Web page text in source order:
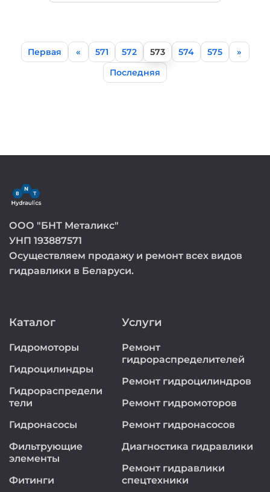
Первая « 571 572 573 574 575
»
Последняя
ООО "БНТ Металикс"
УНП 193887571
Осуществляем продажу и ремонт всех видов
гидравлики в Беларуси.
Каталог
Гидромоторы
Гидроцилиндры
Гидрораспредели
тели
Гидронасосы
Фильтрующие
элементы
Фитинги
Услуги
Ремонт
гидрораспределителей
Ремонт гидроцилиндров
Ремонт гидромоторов
Ремонт гидронасосов
Диагностика гидравлики
Ремонт гидравлики
спецтехники